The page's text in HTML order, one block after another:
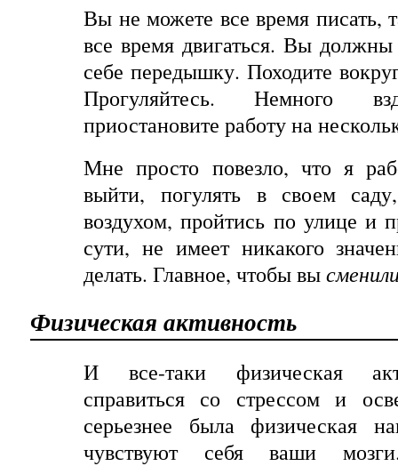
Вы не можете все время писать,
все время двигаться. Вы должны
себе передышку. Походите
Прогуляйтесь.Немного
приостановите работу на
Мне просто повезло, что я
выйти, погулять в своем
воздухом, пройтись по улице и
сути, не имеет никакого
делать. Главное, чтобывы
Физическая активность
И все-таки физическая
справиться со стрессом и
серьезнее была физическая
чувствуют себя ваши